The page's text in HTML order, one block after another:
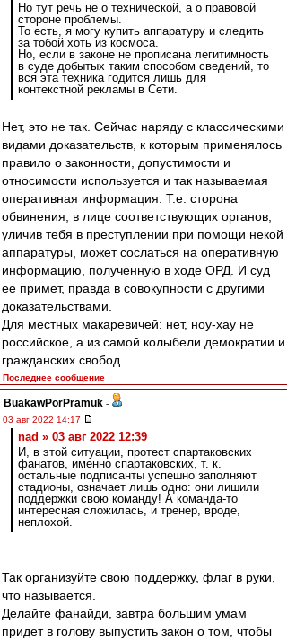
Но тут речь не о технической, а о правовой
стороне проблемы.
То есть, я могу купить аппаратуру и следить
за тобой хоть из космоса.
Но, если в законе не прописана легитимность
в суде добытых таким способом сведений, то
вся эта техника годится лишь для
контекстной рекламы в Сети.
Нет, это не так. Сейчас наряду с классическими
видами доказательств, к которым применялось
правило о законности, допустимости и
относимости используется и так называемая
оперативная информация. Т.е. сторона
обвинения, в лице соответствующих органов,
уличив тебя в преступлении при помощи некой
аппаратуры, может сослаться на оперативную
информацию, полученную в ходе ОРД. И суд
ее примет, правда в совокупности с другими
доказательствами.
Для местных макаревичей: нет, ноу-хау не
российское, а из самой колыбели демократии и
гражданских свобод.
Последнее сообщение
BuakawPorPramuk -
03 авг 2022 14:17
nad » 03 авг 2022 12:39
И, в этой ситуации, протест спартаковских
фанатов, именно спартаковских, т. к.
остальные подписанты успешно заполняют
стадионы, означает лишь одно: они лишили
поддержки свою команду! А команда-то
интересная сложилась, и тренер, вроде,
неплохой.
Так организуйте свою поддержку, флаг в руки,
что называется.
Делайте фанайди, завтра большим умам
придет в голову выпустить закон о том, чтобы